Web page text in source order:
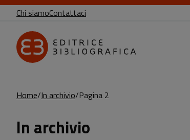
Chi siamoContattaci
Home In archivio Pagina 2
In archivio